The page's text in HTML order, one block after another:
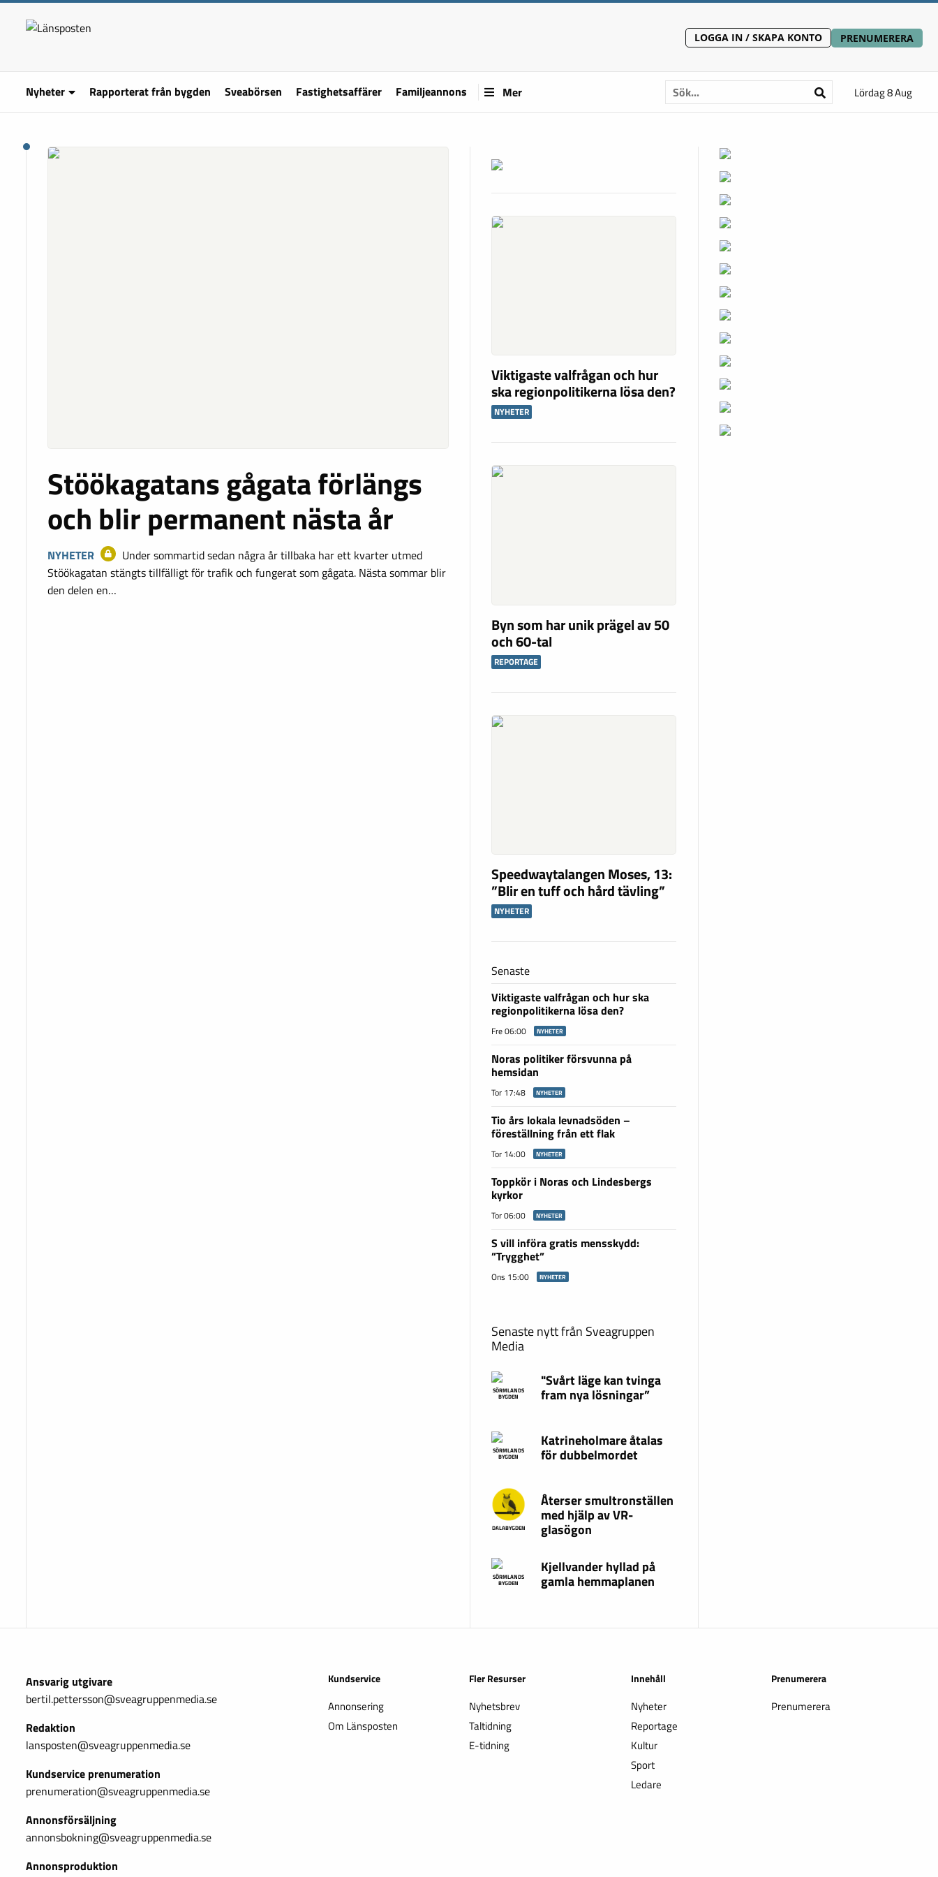
LOGGA IN / SKAPA KONTO PRENUMERERA
Nyheter Rapporterat från bygden Sveabörsen Fastighetsaffärer Familjeannons Mer Lördag 8 Aug
Stöökagatans gågata förlängs
och blir permanent nästa år
NYHETER
Under sommartid sedan några år tillbaka har ett kvarter utmed
Stöökagatan stängts tillfälligt för trafik och fungerat som gågata. Nästa sommar blir
den delen en…
Viktigaste valfrågan och hur
ska regionpolitikerna lösa den?
NYHETER
Byn som har unik prägel av 50
och 60-tal
REPORTAGE
Speedwaytalangen Moses, 13:
”Blir en tuff och hård tävling”
NYHETER
Senaste
Viktigaste valfrågan och hur ska
regionpolitikerna lösa den?
Fre 06:00 NYHETER
Noras politiker försvunna på
hemsidan
Tor 17:48 NYHETER
Tio års lokala levnadsöden –
föreställning från ett flak
Tor 14:00 NYHETER
Toppkör i Noras och Lindesbergs
kyrkor
Tor 06:00 NYHETER
S vill införa gratis mensskydd:
”Trygghet”
Ons 15:00 NYHETER
Senaste nytt från Sveagruppen
Media
SÖRMLANDS
BYGDEN
"Svårt läge kan tvinga
fram nya lösningar”
SÖRMLANDS
BYGDEN
Katrineholmare åtalas
för dubbelmordet
DALABYGDEN
Återser smultronställen
med hjälp av VR-
glasögon
SÖRMLANDS
BYGDEN
Kjellvander hyllad på
gamla hemmaplanen
Ansvarig utgivare
bertil.pettersson@sveagruppenmedia.se
Redaktion
lansposten@sveagruppenmedia.se
Kundservice prenumeration
prenumeration@sveagruppenmedia.se
Annonsförsäljning
annonsbokning@sveagruppenmedia.se
Annonsproduktion
Kundservice
Annonsering
Om Länsposten
Fler Resurser
Nyhetsbrev
Taltidning
E-tidning
Innehåll
Nyheter
Reportage
Kultur
Sport
Ledare
Prenumerera
Prenumerera